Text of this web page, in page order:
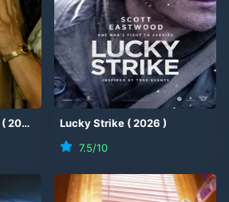
(2026 Lucky Strike (2026 )
7.5/10